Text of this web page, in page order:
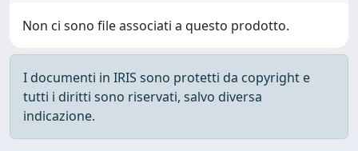
Non ci sono file associati a questo prodotto.
I documenti in IRIS sono protetti da copyright e
tutti i diritti sono riservati, salvo diversa
indicazione.